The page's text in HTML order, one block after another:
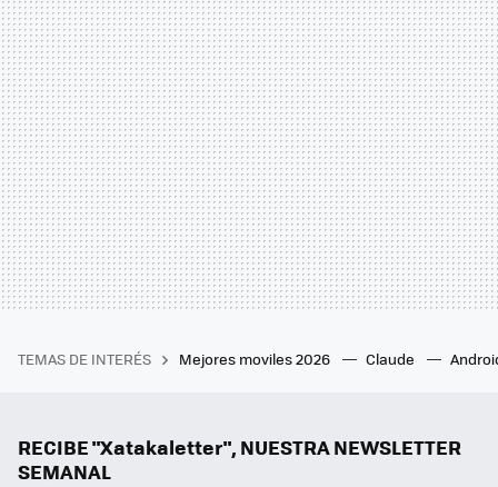
TEMAS DE INTERÉS Mejores moviles 2026 Claude
RECIBE "Xatakaletter", NUESTRA NEWSLETTER
SEMANAL